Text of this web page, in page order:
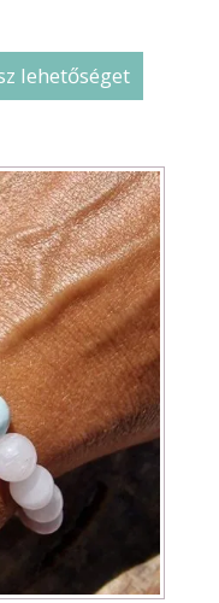
lehetőséget